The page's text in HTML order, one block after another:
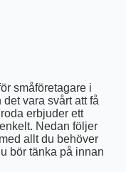
småföretagare i
vara svårt att få
erbjuder ett
Nedan följer
allt du behöver
bör tänka på innan